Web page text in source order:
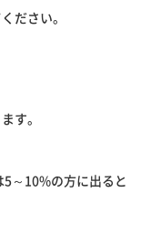
ださい。
す。
～10%の方に出ると